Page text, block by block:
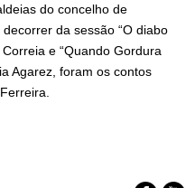
do concelho de
da sessão “O diabo
e “Quando Gordura
Agarez, foram os contos